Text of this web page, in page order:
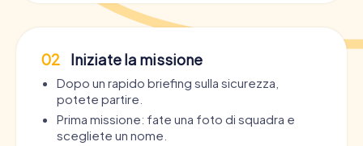
02 Iniziate la missione
Dopo un rapido briefing sulla sicurezza,
potete partire.
Prima missione: fate una foto di squadra e
scegliete un nome.